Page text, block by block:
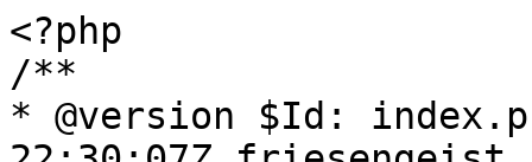
<?php
/**
* @version $Id: